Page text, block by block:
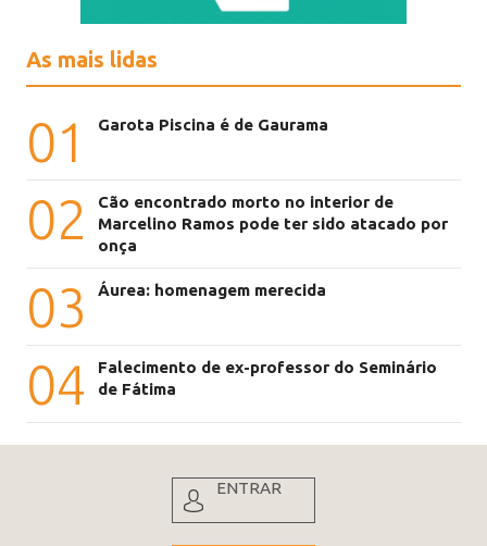
As mais lidas
01 Garota Piscina é de Gaurama
02
Cão encontrado morto no interior de
Marcelino Ramos pode ter sido atacado por
onça
03 Áurea: homenagem merecida
04
Falecimento de ex-professor do Seminário
de Fátima
ENTRAR